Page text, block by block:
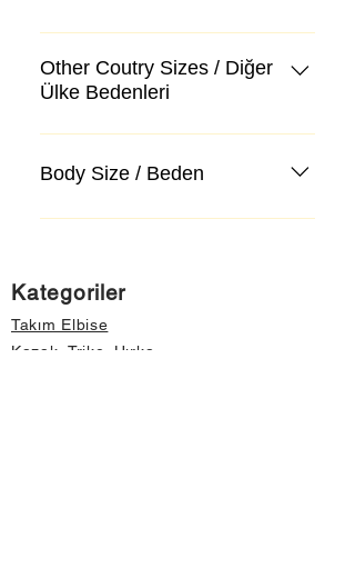
Other Coutry Sizes / Diğer
Ülke Bedenleri
Body Size / Beden
Kategoriler
Takım Elbise
Kazak, Triko, Hırka